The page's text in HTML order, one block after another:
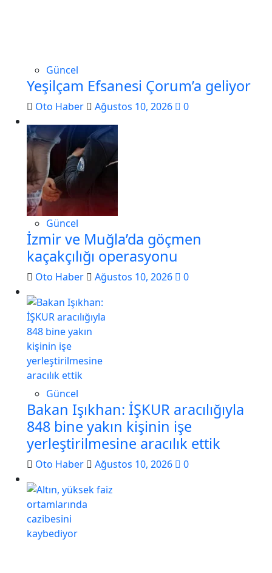
Güncel
Yeşilçam Efsanesi Çorum’a geliyor
Oto Haber Ağustos 10, 2026 0
Güncel
İzmir ve Muğla’da göçmen
kaçakçılığı operasyonu
Oto Haber Ağustos 10, 2026 0
Güncel
Bakan Işıkhan: İŞKUR aracılığıyla
848 bine yakın kişinin işe
yerleştirilmesine aracılık ettik
Oto Haber Ağustos 10, 2026 0